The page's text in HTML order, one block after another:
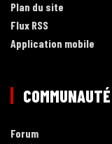
Plan du site
Flux RSS
Application mobile
COMMUNAUTÉ
Forum